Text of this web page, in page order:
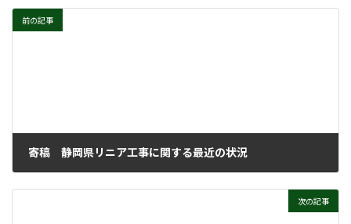
前の記事
寄稿 静岡県リニア工事に関する最近の状況
次の記事